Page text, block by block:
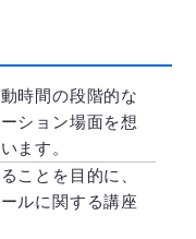
時間の段階的な
ション場面を想
ます。
ことを目的に、
ルに関する講座